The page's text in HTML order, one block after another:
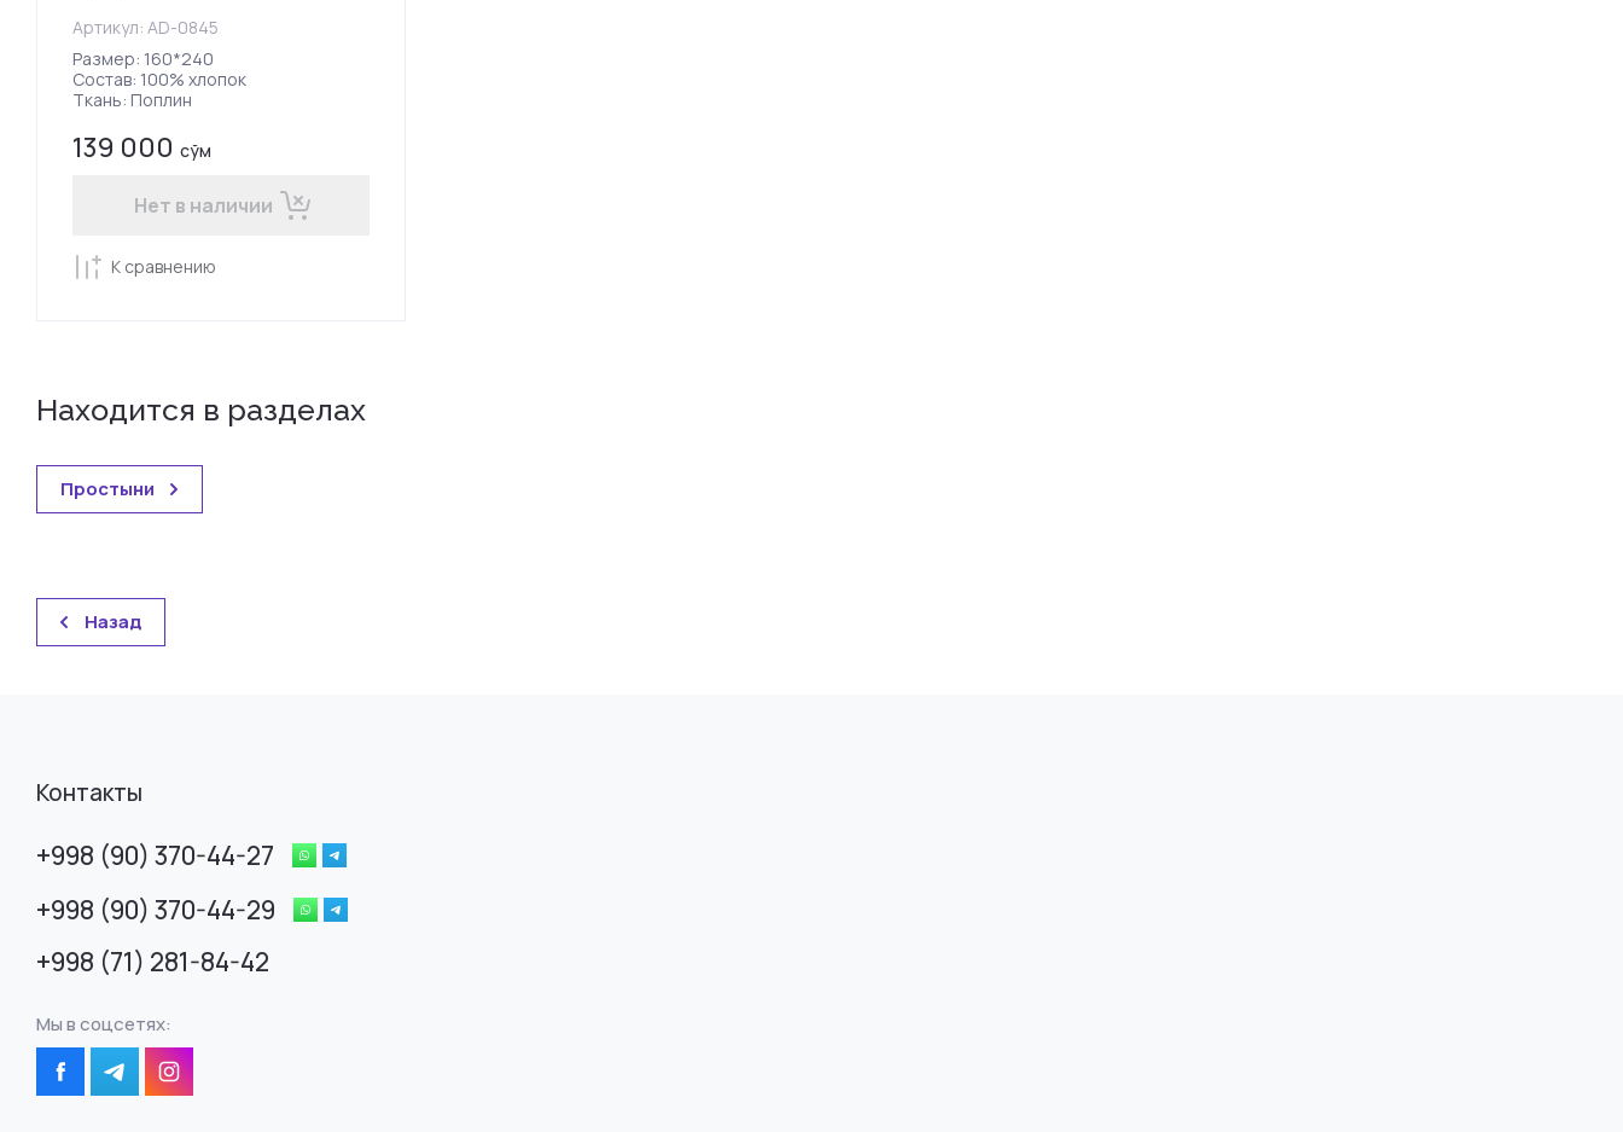
Артикул: AD-0845
Размер: 160*240
Состав: 100% хлопок
Ткань: Поплин
139 000 сўм
Нет в наличии
К сравнению
Находится в разделах
Простыни
Назад
Контакты
+998 (90) 370-44-27
+998 (90) 370-44-29
+998 (71) 281-84-42
Мы в соцсетях: